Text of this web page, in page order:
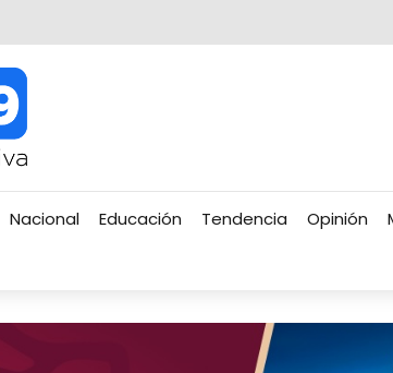
Nacional Educación Tendencia Opinión